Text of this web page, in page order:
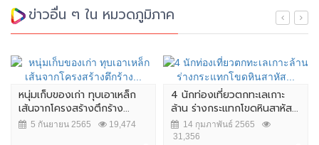
ข่าวอื่น ๆ ใน หมวดภูมิภาค
หนุ่มเก็บของเก่า ทุบเอาเหล็ก
เส้นจากโครงสร้างตึกร้าง...
5 กันยายน 2565 19,474
4 นักท่องเที่ยวตกทะเลเกาะ
ล้าน ร่างกระแทกโขดหินสาหัส...
14 กุมภาพันธ์ 2565
31,356